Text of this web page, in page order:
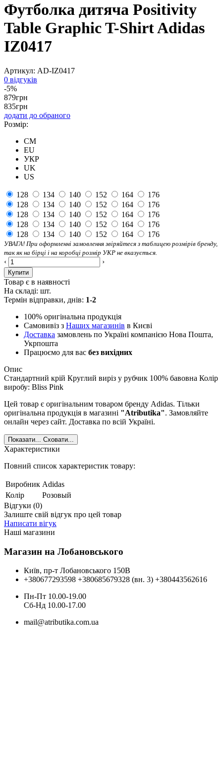
Футболка дитяча Positivity
Table Graphic T-Shirt Adidas
IZ0417
Артикул: AD-IZ0417
0 відгуків
-5%
879грн
835грн
додати до обраного
Розмір:
CM
EU
УКР
UK
US
128 134 140 152 164
176
128
134 140 152 164
176
128
134 140 152 164
176
128
134 140 152 164
176
128
134 140 152 164 176
УВАГА! При оформленні замовлення звіряйтеся з таблицею розмірів бренду,
так як на бірці і на коробці розмір УКР не вказується.
‹ ›
Купити
Товар є в наявності
На складі: шт.
Термін відправки, днів: 1-2
100% оригінальна продукція
Самовивіз з Наших магазинів в Києві
Доставка замовлень по Україні компанією Нова Пошта,
Укрпошта
Працюємо для вас без вихідних
Опис
Стандартний крій Круглий виріз у рубчик 100% бавовна Колір
виробу: Bliss Pink
Цей товар є оригінальним товаром бренду Adidas. Тільки
оригінальна продукція в магазині "Atributika". Замовляйте
онлайн через сайт. Доставка по всій Україні.
Показати... Сховати...
Характеристики
Повний список характеристик товару:
Виробник Adidas
Колір
Розовый
Відгуки (0)
Залиште свій відгук про цей товар
Написати вігук
Наші магазини
Магазин на Лобановського
Київ, пр-т Лобановського 150В
+380677293598 +380685679328 (вн. 3) +380443562616
Пн-Пт 10.00-19.00
Cб-Нд 10.00-17.00
mail@atributika.com.ua